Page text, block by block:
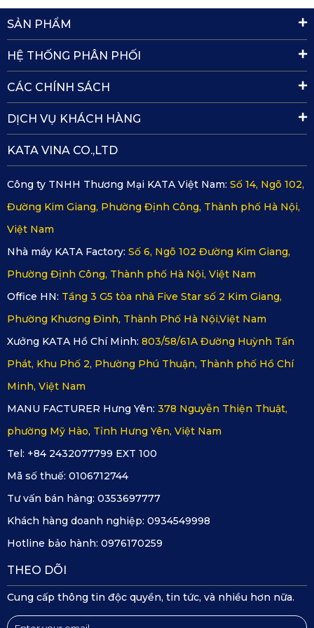
Bề mặt thảm sàn ô tô 360 Kia Sportage 2025 được tạo hình
bằng họa tiết kim cương bắt mắt
Kết hợp cùng lớp phủ PVC mềm mịn, bề mặt thảm luôn dễ
vệ sinh. Chỉ cần vài thao tác đơn giản, mọi bụi bẩn hay vết
bám đều được làm sạch nhanh chóng.
Kháng nước, kháng nấm – Bảo vệ sức khỏe
tối ưu
Không chỉ đẹp và bền, thảm sàn ô tô 360 Kia Sportage
2025
còn sở hữu tính năng chống thấm nước và chống
nấm mốc
vượt trội. Nhờ cấu trúc PVC, nước không thể
thấm xuống sàn xe. Môi trường trong xe luôn được giữ khô
thoáng, hạn chế tối đa vi khuẩn phát triển, bảo vệ sức khỏe
cho cả gia đình.
Xem thêm >>>
SẢN PHẨM
HỆ THỐNG PHÂN PHỐI
CÁC CHÍNH SÁCH
DỊCH VỤ KHÁCH HÀNG
KATA VINA CO.,LTD
Công ty TNHH Thương Mại KATA Việt Nam: Số 14, Ngõ 102,
Đường Kim Giang, Phường Định Công, Thành phố Hà Nội,
Việt Nam
Nhà máy KATA Factory: Số 6, Ngõ 102 Đường Kim Giang,
Phường Định Công, Thành phố Hà Nội, Việt Nam
Office HN: Tầng 3 G5 tòa nhà Five Star số 2 Kim Giang,
Phường Khương Đình, Thành Phố Hà Nội,Việt Nam
Xưởng KATA Hồ Chí Minh: 803/58/61A Đường Huỳnh Tấn
Phát, Khu Phố 2, Phường Phú Thuận, Thành phố Hồ Chí
Minh, Việt Nam
MANU FACTURER Hưng Yên: 378 Nguyễn Thiện Thuật,
phường Mỹ Hào, Tỉnh Hưng Yên, Việt Nam
Tel: +84 2432077799 EXT 100
Mã số thuế: 0106712744
Tư vấn bán hàng: 0353697777
Khách hàng doanh nghiệp: 0934549998
Hotline bảo hành: 0976170259
THEO DÕI
Cung cấp thông tin độc quyền, tin tức, và nhiều hơn nữa.